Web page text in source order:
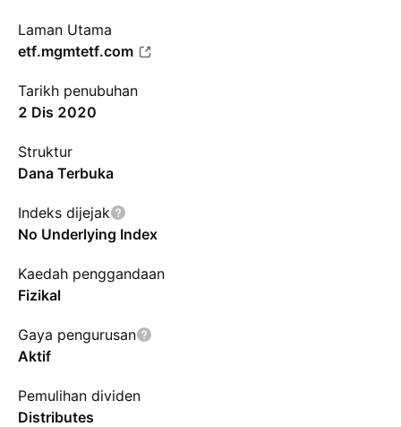
Laman Utama
etf.mgmtetf.com
Tarikh penubuhan
2 Dis 2020
Struktur
Dana Terbuka
Indeks dijejak
No Underlying Index
Kaedah penggandaan
Fizikal
Gaya pengurusan
Aktif
Pemulihan dividen
Distributes